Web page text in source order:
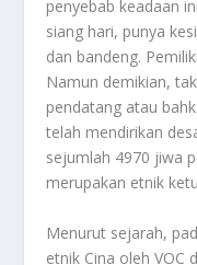
penyebab keadaan
siang hari, punya
dan bandeng.
Namun demikian,
pendatang atau
telah mendirikan
sejumlah 4970 jiwa
merupakan etnik
Menurut sejarah,
etnik Cina oleh VOC